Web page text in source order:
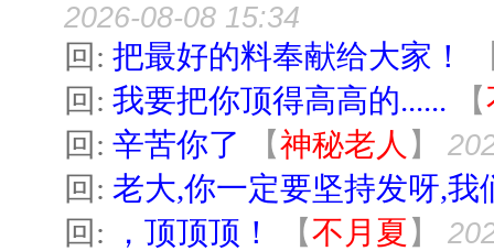
2026-08-08 15:34
回: 把最好的料奉献给大家！
回: 我要把你顶得高高的...... 【
回: 辛苦你了 【神秘老人 】
回: 老大,你一定要坚持发呀,我
回:
，顶顶顶！ 【不月夏 】